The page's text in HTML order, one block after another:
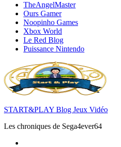
TheAngelMaster
Ours Gamer
Noopinho Games
Xbox World
Le Red Blog
Puissance Nintendo
START&PLAY Blog Jeux Vidéo
Les chroniques de Sega4ever64